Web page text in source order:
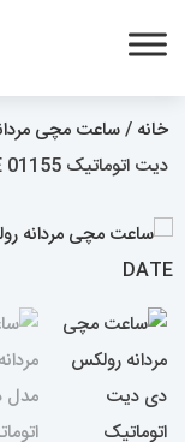
خانه /ساعت مچی
دیت اتوماتیک 01155 ROLEX DAY DATE